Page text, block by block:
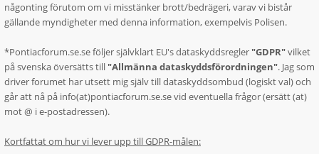
någonting förutom om vi misstänker brott/bedrägeri, varav vi bistår
gällande myndigheter med denna information, exempelvis Polisen.
*Pontiacforum.se.se följer självklart EU's dataskyddsregler "GDPR"vilket
på svenska översätts till "Allmänna dataskyddsförordningen". Jag som
driver forumet har utsett mig själv till dataskyddsombud (logiskt val) och
går att nå på info(at)pontiacforum.se.se vid eventuella frågor (ersätt (at)
mot @ i e-postadressen).
Kortfattat om hur vi lever upp till GDPR-målen: